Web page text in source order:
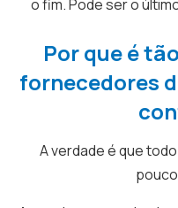
o fim. Pode ser o
Por que é
fornecedores
A verdade é que